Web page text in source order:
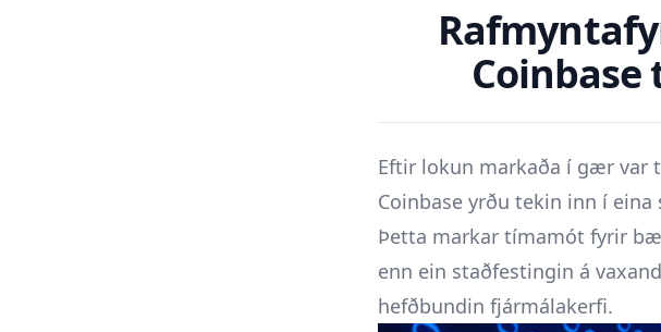
Coinbase
Eftir lokun markaða í gær var
Coinbase yrðu tekin inn í
Þetta markar tímamót fyrir
enn ein staðfestingin á
hefðbundin fjármálakerfi.